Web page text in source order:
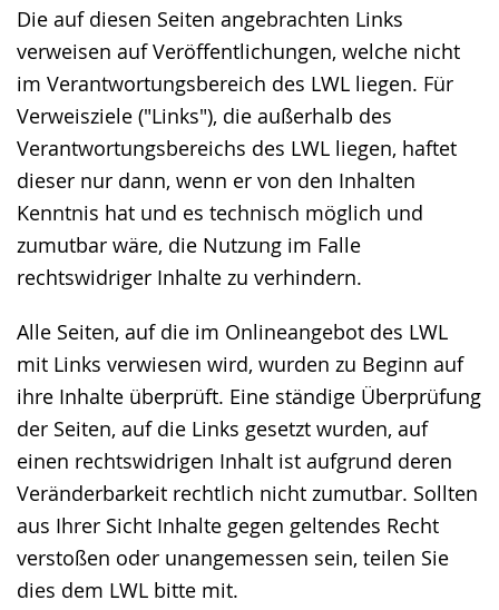
Die auf diesen Seiten angebrachten Links
verweisen auf Veröffentlichungen, welche nicht
im Verantwortungsbereich des LWL liegen. Für
Verweisziele ("Links"), die außerhalb des
Verantwortungsbereichs des LWL liegen, haftet
dieser nur dann, wenn er von den Inhalten
Kenntnis hat und es technisch möglich und
zumutbar wäre, die Nutzung im Falle
rechtswidriger Inhalte zu verhindern.
Alle Seiten, auf die im Onlineangebot des LWL
mit Links verwiesen wird, wurden zu Beginn auf
ihre Inhalte überprüft. Eine ständige Überprüfung
der Seiten, auf die Links gesetzt wurden, auf
einen rechtswidrigen Inhalt ist aufgrund deren
Veränderbarkeit rechtlich nicht zumutbar. Sollten
aus Ihrer Sicht Inhalte gegen geltendes Recht
verstoßen oder unangemessen sein, teilen Sie
dies dem LWL bitte mit.
Gebärdensprache
wird
angezeigt.